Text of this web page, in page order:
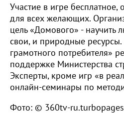
Участие в игре бесплатное,
для всех желающих.
цель «Домового» - научить
свои, и природные
грамотного потребителя»
поддержке Министерства
Эксперты, кроме игр «в
онлайн-семинары по
Фото: © 360tv-